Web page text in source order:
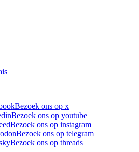
Bezoek ons op x
Bezoek ons op youtube
Bezoek ons op instagram
Bezoek ons op telegram
Bezoek ons op threads